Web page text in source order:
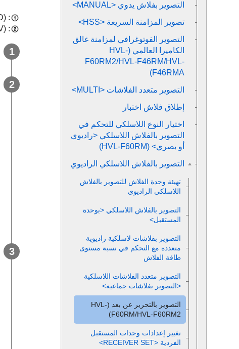
: HVL-F60RM/HVL-F60RM2 (CMD)
:
التصوير بفلاش يدوي <MANUAL>
تصوير المزامنة السريعة <HSS>
التصوير الفوتوغرافي لمزامنة غالق
الكاميرا العالمي (HVL-
F60RM2/HVL-F46RM/HVL-
F46RMA)
التصوير متعدد الفلاشات <MULTI>
إطلاق فلاش اختبار
اختيار النوع اللاسلكي للتحكم في
التصوير بالفلاش اللاسلكي <راديوي
أو بصري> (HVL-F60RM)
التصوير بالفلاش اللاسلكي الراديوي
تهيئة وحدة الفلاش للتصوير بالفلاش
اللاسلكي الراديوي
التصوير بالفلاش اللاسلكي <بوحدة
المستقبل>
التصوير بفلاشات لاسلكية راديوية
متعددة مع التحكم في نسبة مستوى
طاقة الفلاش
التصوير متعدد الفلاشات اللاسلكية
<التصوير بفلاشات جماعية>
التصوير بالتحرير عن بعد (HVL-
F60RM/HVL-F60RM2)
تغيير إعدادات وحدات المستقبل
الفردية <RECEIVER SET>